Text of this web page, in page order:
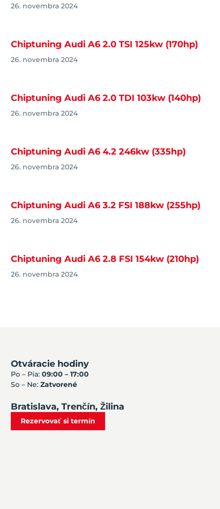
26. novembra 2024
Chiptuning Audi A6 2.0 TSI 125kw (170hp)
26. novembra 2024
Chiptuning Audi A6 2.0 TDI 103kw (140hp)
26. novembra 2024
Chiptuning Audi A6 4.2 246kw (335hp)
26. novembra 2024
Chiptuning Audi A6 3.2 FSI 188kw (255hp)
26. novembra 2024
Chiptuning Audi A6 2.8 FSI 154kw (210hp)
26. novembra 2024
Otváracie hodiny
Po – Pia:09:00 – 17:00
So – Ne:Zatvorené
Bratislava, Trenčín, Žilina
Rezervovať si termín